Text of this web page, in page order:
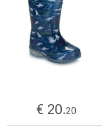
€ 20.20